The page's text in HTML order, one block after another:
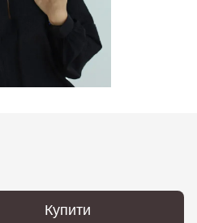
Купити